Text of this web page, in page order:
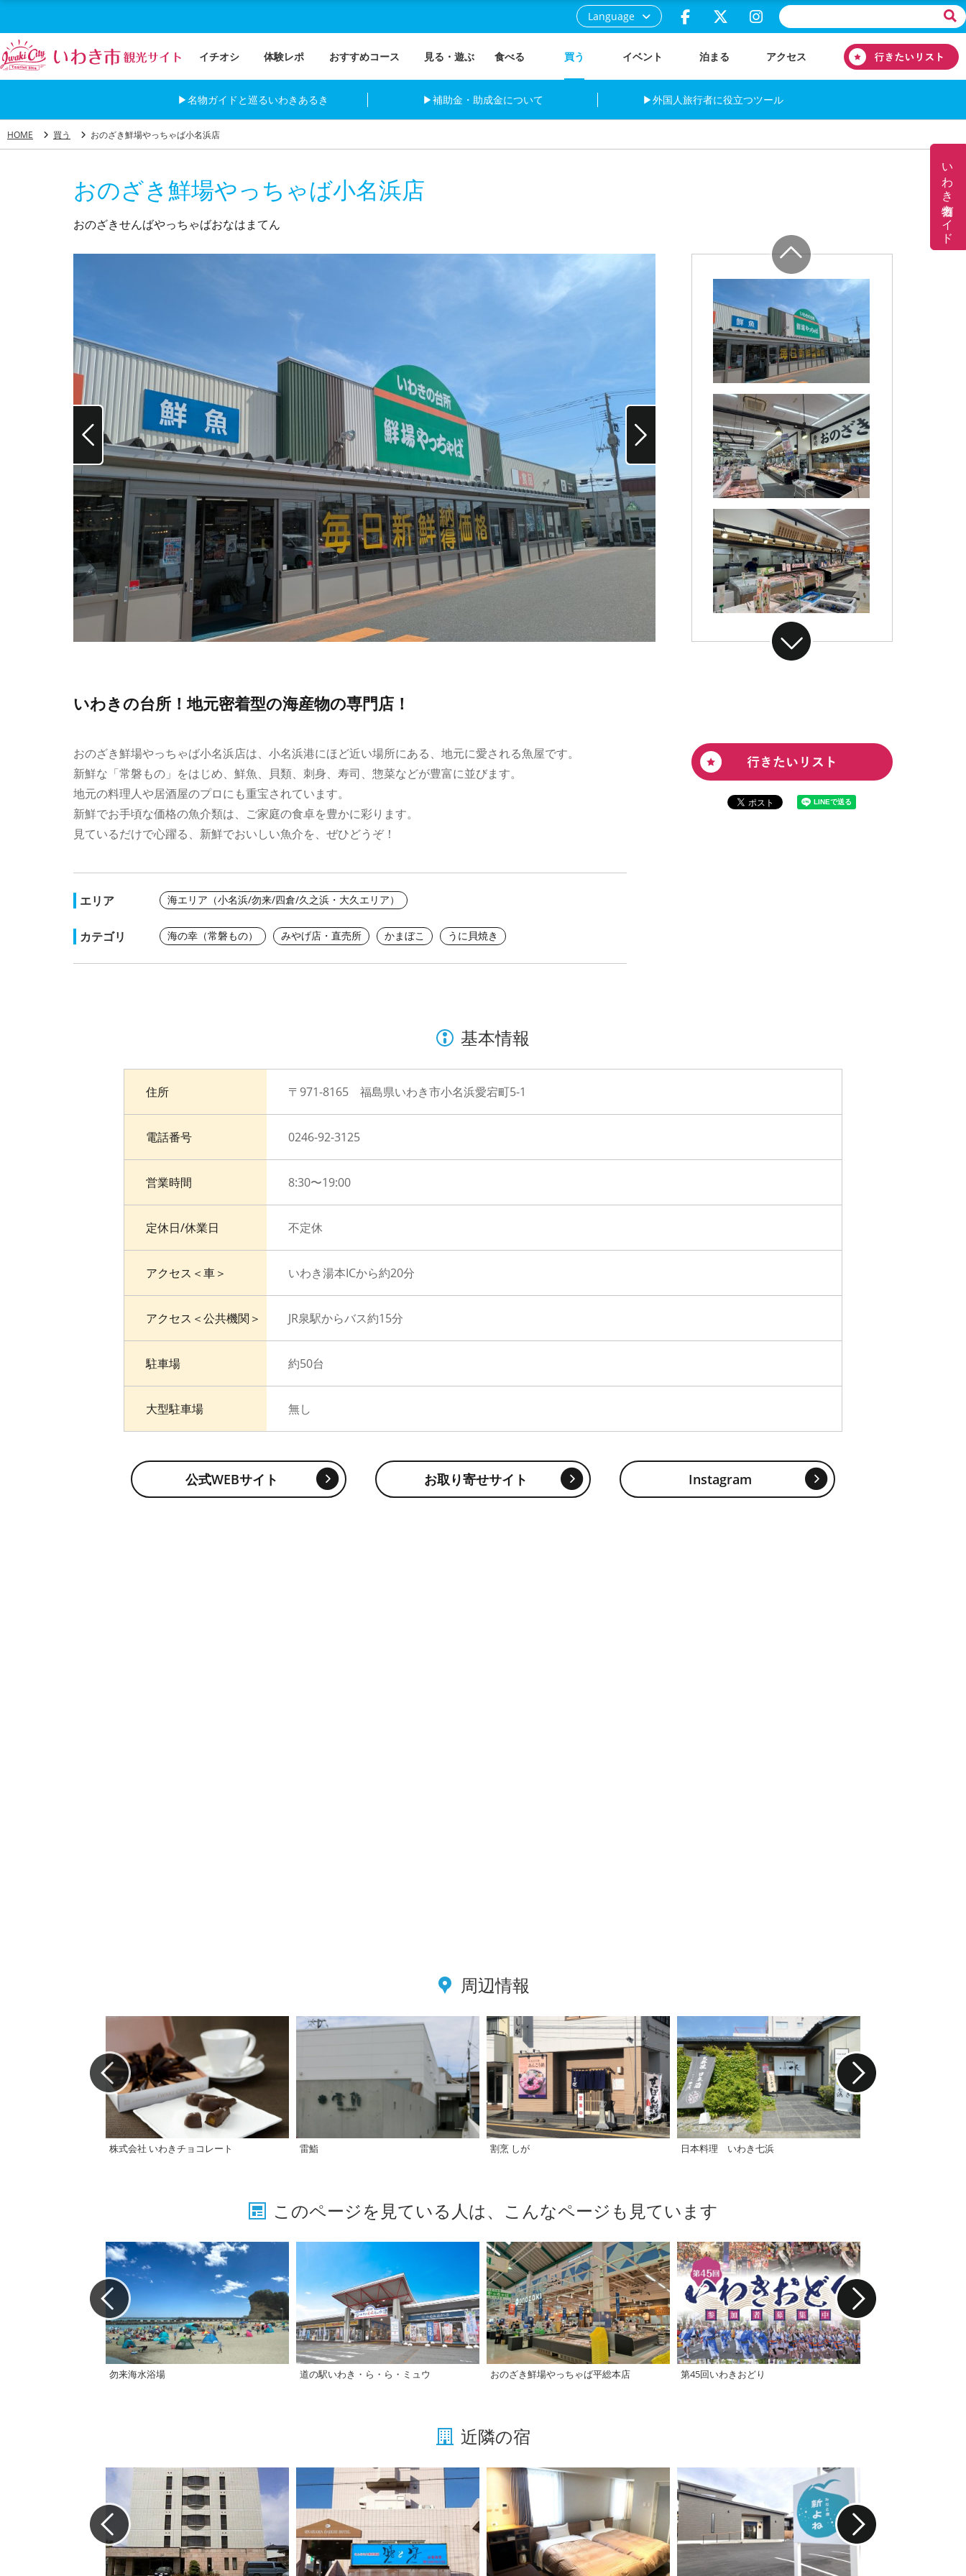
Language
イチオシ 体験レポ おすすめコース 見る・遊ぶ 食べる 買う イベント 泊まる アクセス
▶名物ガイドと巡るいわきあるき ▶補助金・助成金について ▶外国人旅行者に役立つツール
いわき名物ガイド
HOME 買う おのざき鮮場やっちゃば小名浜店
おのざき鮮場やっちゃば小名浜店
おのざきせんばやっちゃばおなはまてん
いわきの台所！地元密着型の海産物の専門店！
おのざき鮮場やっちゃば小名浜店は、小名浜港にほど近い場所にある、地元に愛される魚屋です。
新鮮な「常磐もの」をはじめ、鮮魚、貝類、刺身、寿司、惣菜などが豊富に並びます。
地元の料理人や居酒屋のプロにも重宝されています。
新鮮でお手頃な価格の魚介類は、ご家庭の食卓を豊かに彩ります。
見ているだけで心躍る、新鮮でおいしい魚介を、ぜひどうぞ！
エリア 海エリア（小名浜/勿来/四倉/久之浜・大久エリア）
カテゴリ 海の幸（常磐もの） みやげ店・直売所 かまぼこ うに貝焼き
基本情報
住所 〒971-8165 福島県いわき市小名浜愛宕町5-1
電話番号 0246-92-3125
営業時間 8:30〜19:00
定休日/休業日 不定休
アクセス＜車＞ いわき湯本ICから約20分
アクセス＜公共機関＞ JR泉駅からバス約15分
駐車場 約50台
大型駐車場 無し
公式WEBサイト お取り寄せサイト Instagram
周辺情報
株式会社 いわきチョコレート 雷鮨 割烹 しが 日本料理 いわき七浜
このページを見ている人は、こんなページも見ています
勿来海水浴場 道の駅いわき・ら・ら・ミュウ おのざき鮮場やっちゃば平総本店 第45回いわきおどり
近隣の宿